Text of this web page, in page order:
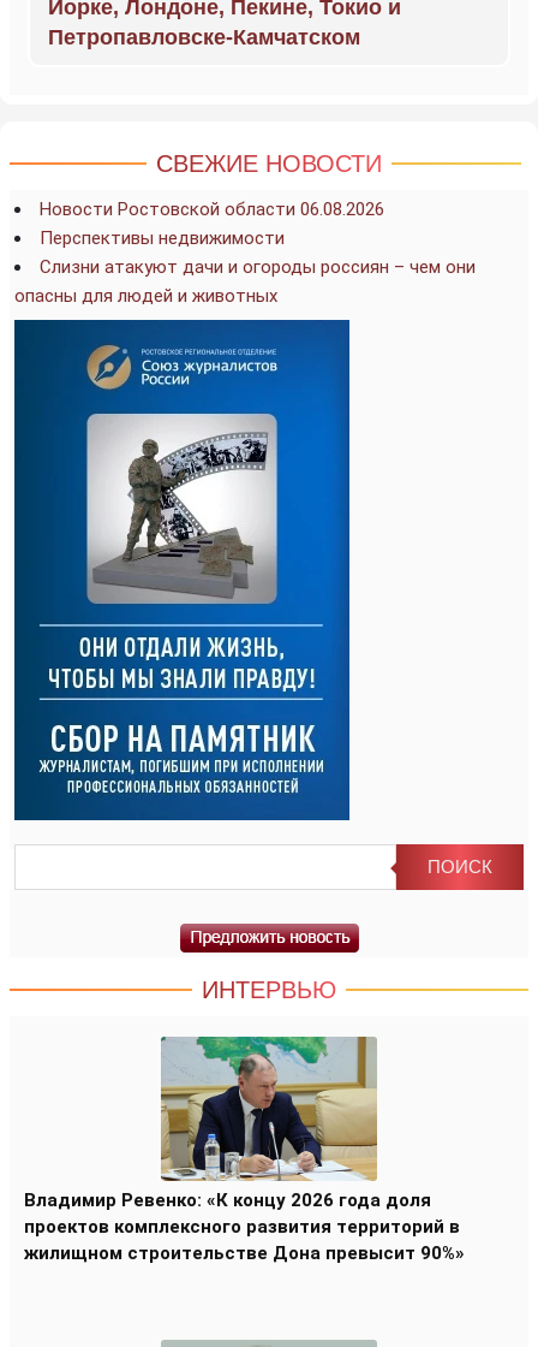
Йорке, Лондоне, Пекине, Токио и
Петропавловске-Камчатском
СВЕЖИЕ НОВОСТИ
Новости Ростовской области 06.08.2026
Перспективы недвижимости
Слизни атакуют дачи и огороды россиян – чем они
опасны для людей и животных
ИНТЕРВЬЮ
Владимир Ревенко: «К концу 2026 года доля
проектов комплексного развития территорий в
жилищном строительстве Дона превысит 90%»